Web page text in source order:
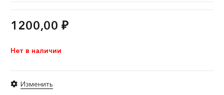
1200,00 ₽
Нет в наличии
Изменить